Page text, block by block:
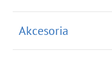
Akcesoria